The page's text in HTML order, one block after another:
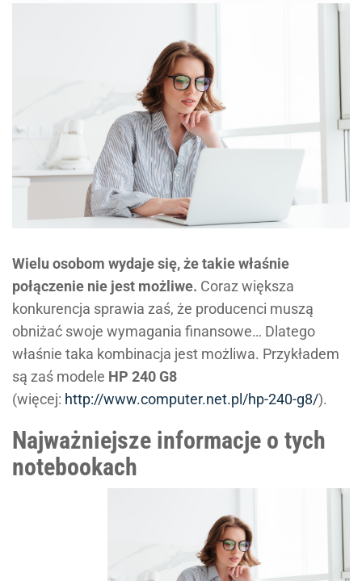
Wielu osobom wydaje się, że takie właśnie
połączenie nie jest możliwe. Coraz większa
konkurencja sprawia zaś, że producenci muszą
obniżać swoje wymagania finansowe… Dlatego
właśnie taka kombinacja jest możliwa. Przykładem
są zaś modele HP 240 G8
(więcej: http://www.computer.net.pl/hp-240-g8/).
Najważniejsze informacje o tych
notebookach